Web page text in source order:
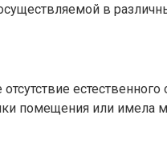
в
помещения или имела